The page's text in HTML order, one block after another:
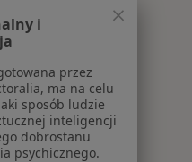
leczone choroby
i
przez
ma na celu
sposób ludzie
inteligencji
dobrostanu
psychicznego.